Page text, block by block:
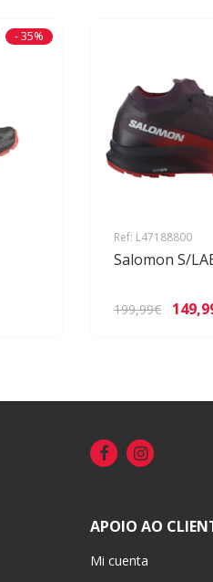
- 35%
Ref: L47188800
Salomon S/
199,99€
APOIO AO
Mi cuenta